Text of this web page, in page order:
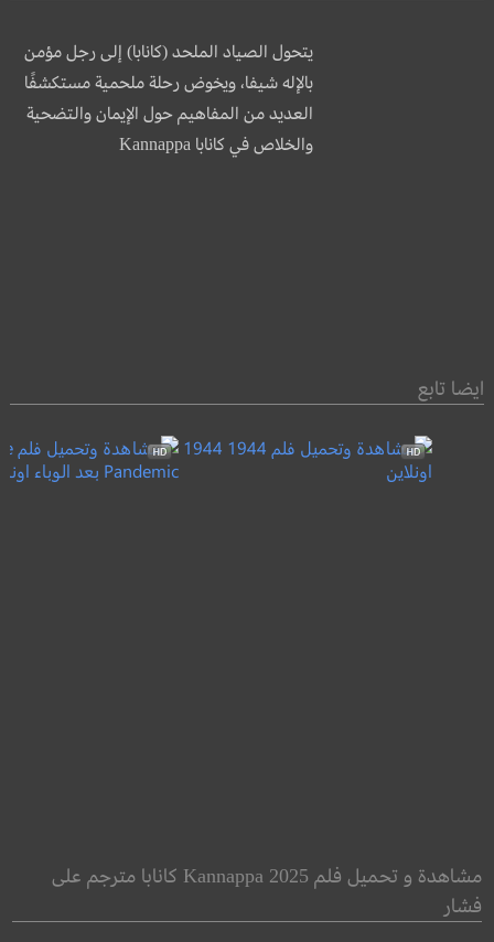
يتحول الصياد الملحد (كانابا) إلى رجل مؤمن
بالإله شيفا، ويخوض رحلة ملحمية مستكشفًا
العديد من المفاهيم حول الإيمان والتضحية
والخلاص في كانابا Kannappa
ايضا تابع
1944 بعد الوباءمشاهدة و تحميل فلم Kannappa 2025 كانابا مترجم على
فشار